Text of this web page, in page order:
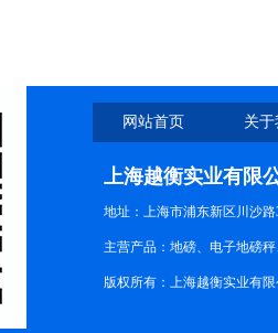
网站首页 关
上海越衡实业有限
地址：上海市浦东新区川沙路
主营产品：地磅、电子地磅
版权所有：上海越衡实业有